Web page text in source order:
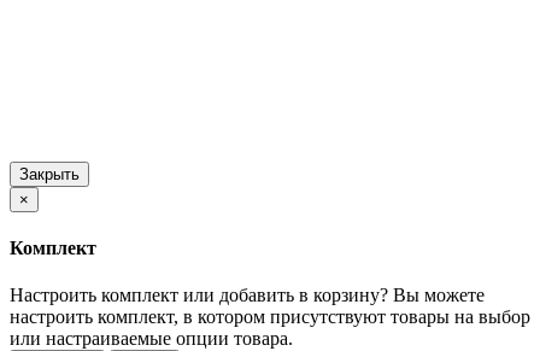
Закрыть
×
Комплект
Настроить комплект или добавить в корзину? Вы можете
настроить комплект, в котором присутствуют товары на выбор
или настраиваемые опции товара.